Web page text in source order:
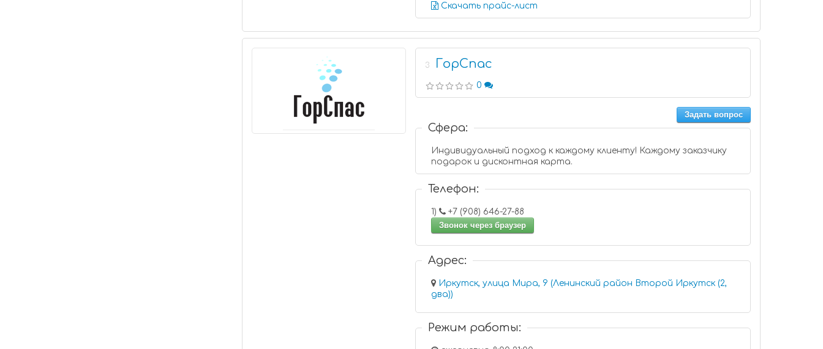
Скачать прайс-лист
3 ГорСпас
0
Задать вопрос
Сфера:
Индивидуальный подход к каждому клиенту! Каждому заказчику
подарок и дисконтная карта.
Телефон:
1)
+7 (908) 646-27-88
Звонок через браузер
Адрес:
Иркутск, улица Мира, 9 (Ленинский район Второй Иркутск (2,
два))
Режим работы: